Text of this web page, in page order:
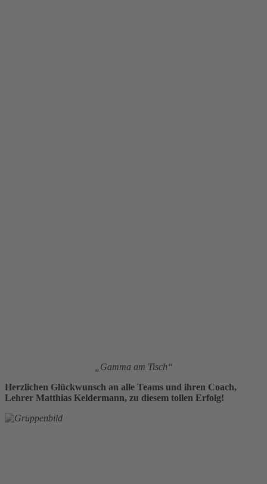
„Gamma am Tisch“
Herzlichen Glückwunsch an alle Teams und ihren Coach,
Lehrer Matthias Keldermann, zu diesem tollen Erfolg!